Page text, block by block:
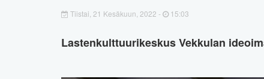
Tiistai, 21 Kesäkuun, 2022 - 15:03
Lastenkulttuurikeskus Vekkulan